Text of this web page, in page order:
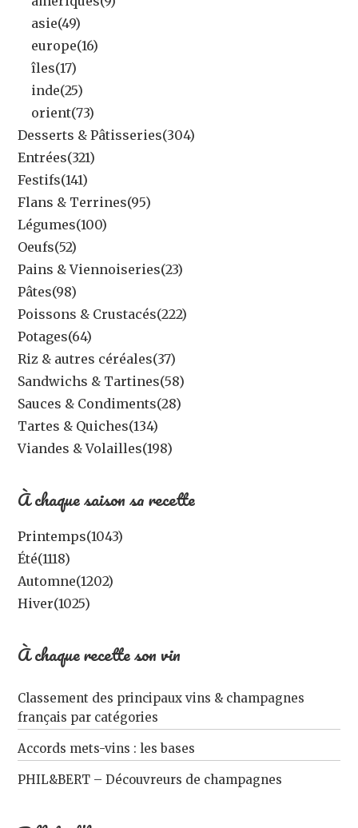
asie(49)
europe(16)
îles(17)
inde(25)
orient(73)
Desserts & Pâtisseries(304)
Entrées(321)
Festifs(141)
Flans & Terrines(95)
Légumes(100)
Oeufs(52)
Pains & Viennoiseries(23)
Pâtes(98)
Poissons & Crustacés(222)
Potages(64)
Riz & autres céréales(37)
Sandwichs & Tartines(58)
Sauces & Condiments(28)
Tartes & Quiches(134)
Viandes & Volailles(198)
À chaque saison sa recette
Printemps(1043)
Été(1118)
Automne(1202)
Hiver(1025)
À chaque recette son vin
Classement des principaux vins & champagnes
français par catégories
Accords mets-vins : les bases
PHIL&BERT – Découvreurs de champagnes